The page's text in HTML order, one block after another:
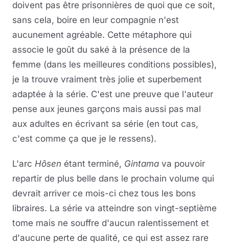
doivent pas être prisonnières de quoi que ce soit,
sans cela, boire en leur compagnie n'est
aucunement agréable. Cette métaphore qui
associe le goût du saké à la présence de la
femme (dans les meilleures conditions possibles),
je la trouve vraiment très jolie et superbement
adaptée à la série. C'est une preuve que l'auteur
pense aux jeunes garçons mais aussi pas mal
aux adultes en écrivant sa série (en tout cas,
c'est comme ça que je le ressens).
L'arc Hôsen étant terminé, Gintama va pouvoir
repartir de plus belle dans le prochain volume qui
devrait arriver ce mois-ci chez tous les bons
libraires. La série va atteindre son vingt-septième
tome mais ne souffre d'aucun ralentissement et
d'aucune perte de qualité, ce qui est assez rare